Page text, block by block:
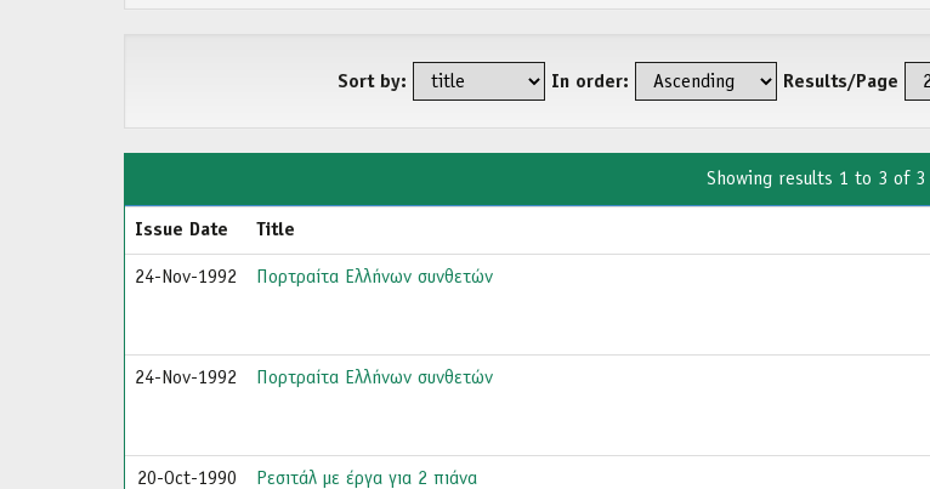
Sort by: In order: Results/Page
Showing results 1 to 3 of 3
Issue Date Title
24-Nov-1992 Πορτραίτα Ελλήνων συνθετών
24-Nov-1992 Πορτραίτα Ελλήνων συνθετών
20-Oct-1990 Ρεσιτάλ με έργα για 2 πιάνα